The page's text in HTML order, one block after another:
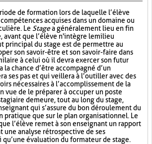
de formation lors de laquelle l’élève
acquises dans un domaine ou
Le Stagea généralement lieu en fin
avant que l’élève n'intègre le milieu
principal du stage est de permettre au
son savoir-être et son savoir-faire dans
à celui où il devra exercer son futur
la chance d’être accompagné d’un
ses pas et qui veillera à l’outiller avec des
nécessaires à l’accomplissement de la
vue de le préparer à occuper un poste
demeure, tout au long du stage,
qui s’assure du bon déroulement du
pratique que sur le plan organisationnel. Le
l’élève remet à son enseignant un rapport
une analyse rétrospective de ses
qu’une évaluation du formateur de stage.